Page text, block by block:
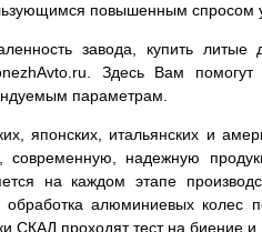
повышенным спросом у
завода, купить
Здесь Вам
параметрам.
японских, итальянских и
современную, надежную
на каждом этапе
алюминиевых колес
СКАД проходят тест на биение и